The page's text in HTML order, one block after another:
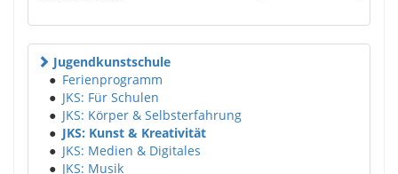
Jugendkunstschule
● Ferienprogramm
● JKS: Für Schulen
● JKS: Körper & Selbsterfahrung
● JKS: Kunst & Kreativität
● JKS: Medien & Digitales
● JKS: Musik